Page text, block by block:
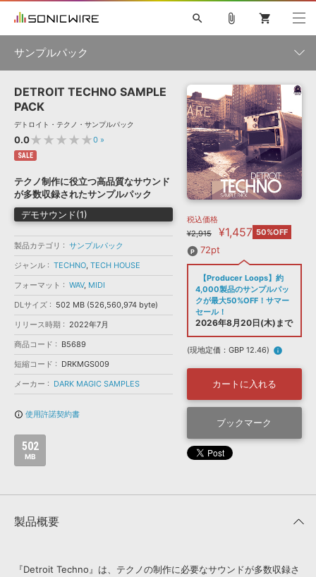
ソフト音源 »
プラグイン・エフェクト »
サンプルパック »
ソフトウェア／ツール »
DAW »
効果音 »
BGM »
キャンペーン »
特集 »
ニュースレター »
SONICWIREブログ »
製品サポート情報 »
DTMガイド »
FAQ »
お問い合わせ »
音楽カード
楽曲配信流通サービス
無償のサウンド管理ソフト
次世代型 ボーカル・エディタ
APS 映像のBGM・セリフを音声分離
SLS
search
初音ミク NT 鏡音リン・レン V4X 巡音ルカ V4X
MEIKO V3
KAITO V3
TOONTRACK
SPITFIRE AUDIO
VIENNA
EZ DRUMMER 3
ライセンスフリーBGM
ボーカル抜き出し
DUBSTEP
MUTANT
ROUTER.FM
SONOCA
ソフト音源 プラグイン・エフェクト
ソフトウェア／ツール 効果音
attach_file shopping_cart
サンプルパック
製品一覧
ジャンル
フォーマット
ランキング
DETROIT TECHNO SAMPLE
PACK
デトロイト・テクノ・サンプルパック
0.0★★★★★0 »
SALE
テクノ制作に役立つ高品質なサウンド
が多数収録されたサンプルパック
デモサウンド(1)
製品カテゴリ
サンプルパック
ジャンル
TECHNO, TECH HOUSE
フォーマット
WAV, MIDI
DLサイズ
502 MB (526,560,974 byte)
リリース時期
2022年7月
商品コード
B5689
短縮コード
DRKMGS009
メーカー
DARK MAGIC SAMPLES
info_outline 使用許諾契約書
502
MB
税込価格
¥2,915
¥1,457 50%OFF
72pt
【Producer Loops】約
4,000製品のサンプルパッ
クが最大50%OFF！サマー
セール！
2026年8月20日(木)まで
(現地定価：GBP 12.46) info
カートに入れる
ブックマーク
製品概要
『Detroit Techno』は、テクノの制作に必要なサウンドが多数収録さ